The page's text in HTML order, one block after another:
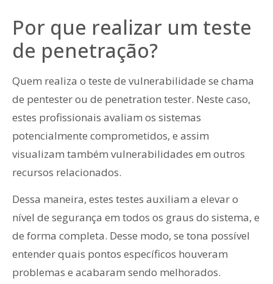
Por que realizar um teste
de penetração?
Quem realiza o teste de vulnerabilidade se chama
de pentester ou de penetration tester. Neste caso,
estes profissionais avaliam os sistemas
potencialmente comprometidos, e assim
visualizam também vulnerabilidades em outros
recursos relacionados.
Dessa maneira, estes testes auxiliam a elevar o
nível de segurança em todos os graus do sistema, e
de forma completa. Desse modo, se tona possível
entender quais pontos específicos houveram
problemas e acabaram sendo melhorados.